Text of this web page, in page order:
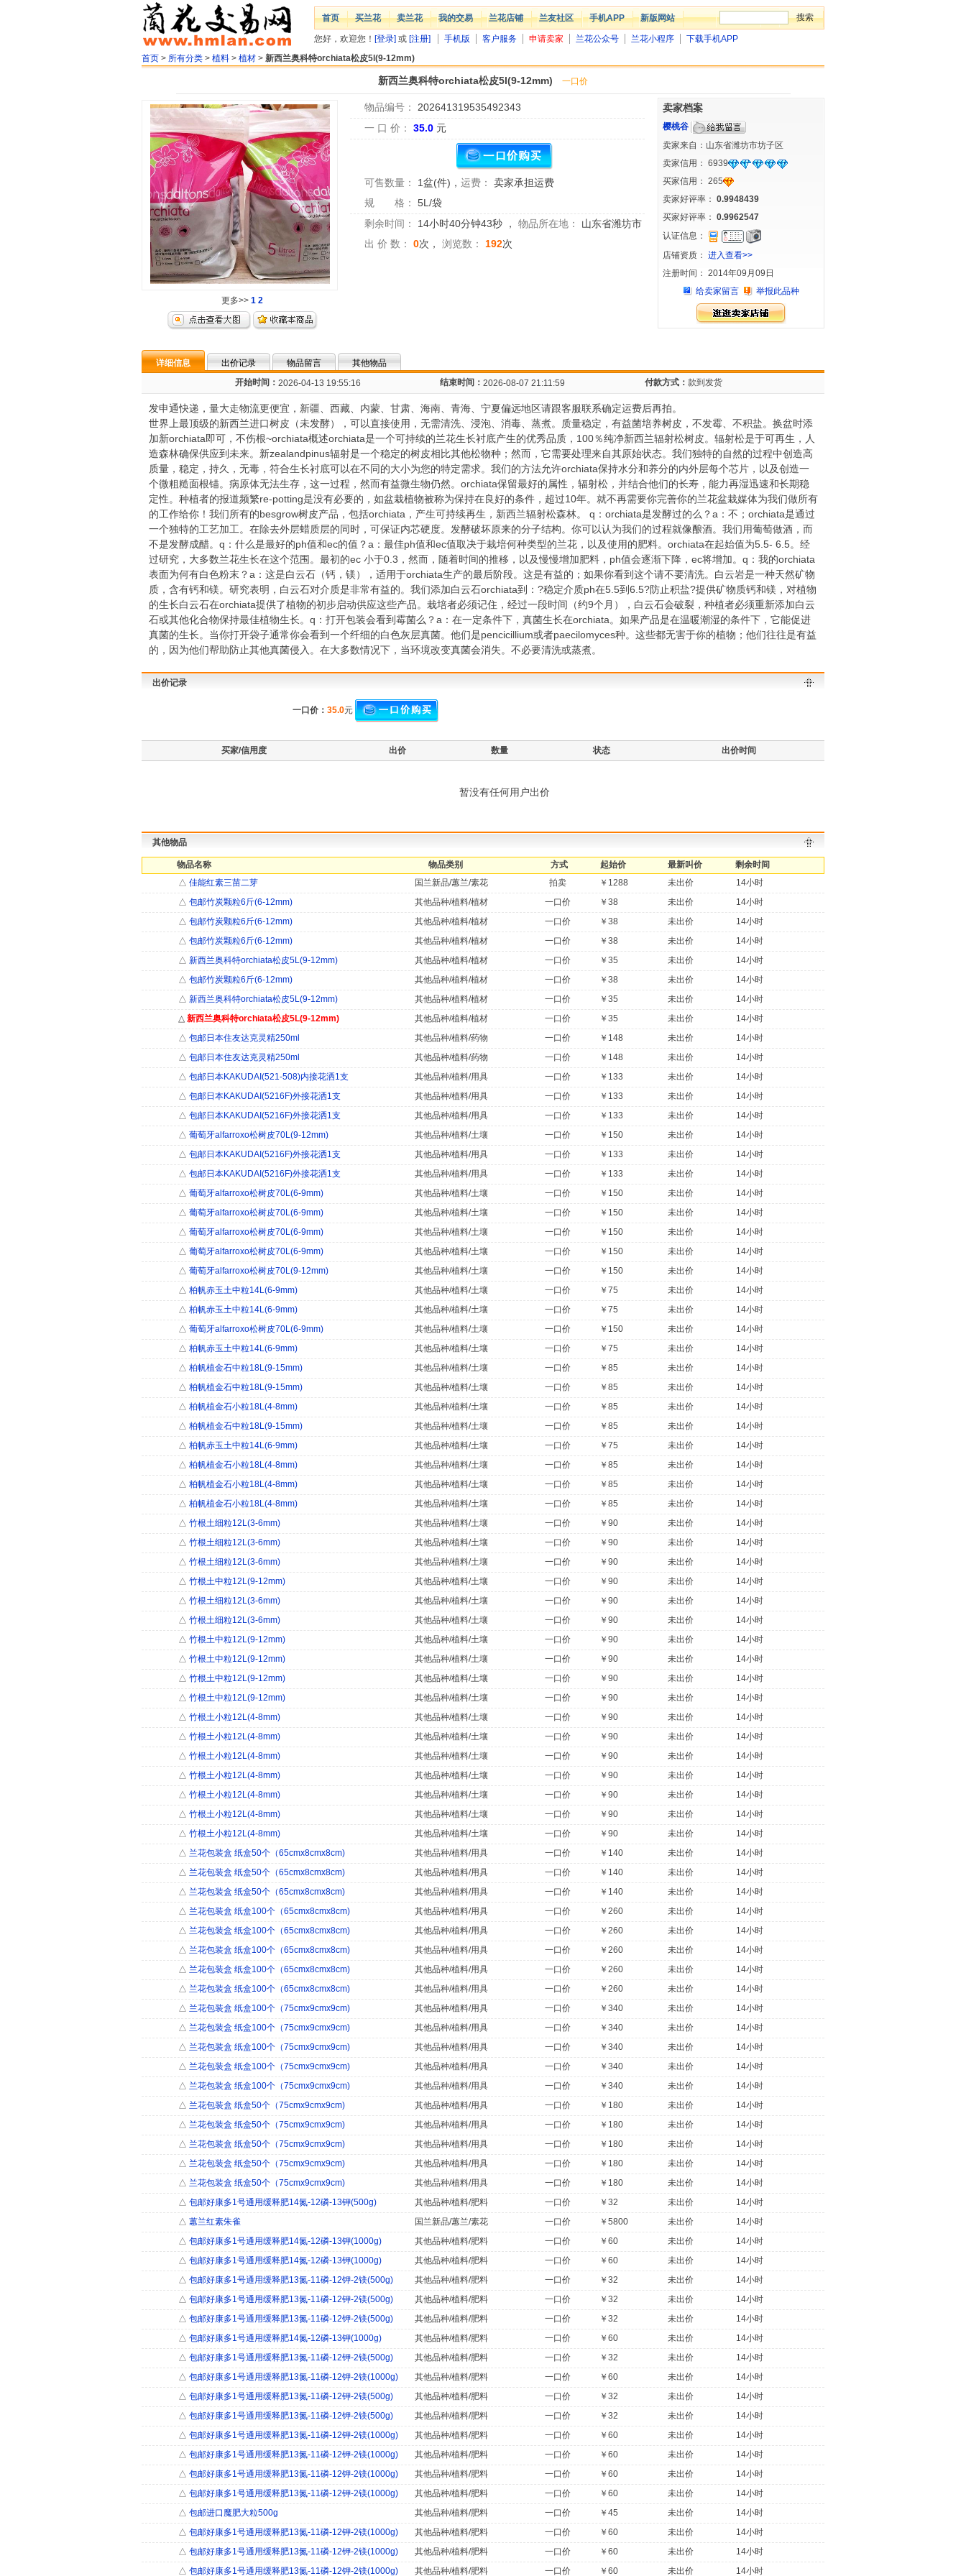
首页 买兰花 卖兰花 我的交易 兰花店铺 兰友社区 手机APP 新版网站
您好，欢迎您！ [登录] 或 [注册] 手机版 客户服务 申请卖家 兰花公众号 兰花小程序
下载手机APP
首页 > 所有分类 > 植料 > 植材 > 新西兰奥科特orchiata松皮5l(9-12mm)
新西兰奥科特orchiata松皮5l(9-12mm) 一口价
更多>> 1 2
物品编号：
202641319535492343
一 口 价：
35.0 元
可售数量： 1盆(件) ， 运费：
卖家承担运费
规 格：
5L/袋
剩余时间：
14小时40分钟42秒 ， 物品所在地：
山东省潍坊市
出 价 数：
0次， 浏览数： 192次
卖家档案
樱桃谷
卖家来自：山东省潍坊市坊子区
卖家信用： 6939
买家信用： 265
卖家好评率： 0.9948439
买家好评率： 0.9962547
认证信息：
店铺资质： 进入查看>>
注册时间： 2014年09月09日
给卖家留言
举报此品种
详细信息 出价记录 物品留言
其他物品
开始时间： 2026-04-13 19:55:16 结束时间： 2026-08-07 21:11:59 付款方式： 款到发货
发申通快递，量大走物流更便宜，新疆、西藏、内蒙、甘肃、海南、青海、宁夏偏远地区请跟客服联系确定运费后再拍。
世界上最顶级的新西兰进口树皮（未发酵），可以直接使用，无需清洗、浸泡、消毒、蒸煮。质量稳定，有益菌培养树皮，不发霉、不积盐。换盆时添
加新orchiata即可，不伤根~orchiata概述orchiata是一个可持续的兰花生长衬底产生的优秀品质，100％纯净新西兰辐射松树皮。辐射松是于可再生，人
造森林确保供应到未来。新zealandpinus辐射是一个稳定的树皮相比其他松物种；然而，它需要处理来自其原始状态。我们独特的自然的过程中创造高
质量，稳定，持久，无毒，符合生长衬底可以在不同的大小为您的特定需求。我们的方法允许orchiata保持水分和养分的内外层每个芯片，以及创造一
个微粗糙面根锚。病原体无法生存，这一过程，然而有益微生物仍然。orchiata保留最好的属性，辐射松，并结合他们的长寿，能力再湿迅速和长期稳
定性。种植者的报道频繁re-potting是没有必要的，如盆栽植物被称为保持在良好的条件，超过10年。就不再需要你完善你的兰花盆栽媒体为我们做所有
的工作给你！我们所有的besgrow树皮产品，包括orchiata，产生可持续再生，新西兰辐射松森林。 q：orchiata是发酵过的么？a：不；orchiata是通过
一个独特的工艺加工。在除去外层蜡质层的同时，可保证内芯硬度。发酵破坏原来的分子结构。你可以认为我们的过程就像酿酒。我们用葡萄做酒，而
不是发酵成醋。q：什么是最好的ph值和ec的值？a：最佳ph值和ec值取决于栽培何种类型的兰花，以及使用的肥料。orchiata在起始值为5.5- 6.5。经
过研究，大多数兰花生长在这个范围。最初的ec 小于0.3，然而，随着时间的推移，以及慢慢增加肥料，ph值会逐渐下降，ec将增加。q：我的orchiata
表面为何有白色粉末？a：这是白云石（钙，镁），适用于orchiata生产的最后阶段。这是有益的；如果你看到这个请不要清洗。白云岩是一种天然矿物
质，含有钙和镁。研究表明，白云石对介质是非常有益的。我们添加白云石orchiata到：?稳定介质ph在5.5到6.5?防止积盐?提供矿物质钙和镁，对植物
的生长白云石在orchiata提供了植物的初步启动供应这些产品。栽培者必须记住，经过一段时间（约9个月），白云石会破裂，种植者必须重新添加白云
石或其他化合物保持最佳植物生长。q：打开包装会看到霉菌么？a：在一定条件下，真菌生长在orchiata。如果产品是在温暖潮湿的条件下，它能促进
真菌的生长。当你打开袋子通常你会看到一个纤细的白色灰层真菌。他们是pencicillium或者paecilomyces种。这些都无害于你的植物；他们往往是有益
的，因为他们帮助防止其他真菌侵入。在大多数情况下，当环境改变真菌会消失。不必要清洗或蒸煮。
出价记录
一口价： 35.0元
买家/信用度 出价 数量 状态 出价时间
暂没有任何用户出价
其他物品
物品名称 物品类别 方式 起始价 最新叫价
剩余时间
△ 佳能红素三苗二芽 国兰新品/蕙兰/素花 拍卖 ￥1288 未出价
14小时
△ 包邮竹炭颗粒6斤(6-12mm) 其他品种/植料/植材 一口价 ￥38 未出价
14小时
△ 包邮竹炭颗粒6斤(6-12mm) 其他品种/植料/植材 一口价 ￥38 未出价
14小时
△ 包邮竹炭颗粒6斤(6-12mm) 其他品种/植料/植材 一口价 ￥38 未出价
14小时
△ 新西兰奥科特orchiata松皮5L(9-12mm) 其他品种/植料/植材 一口价 ￥35 未出价
14小时
△ 包邮竹炭颗粒6斤(6-12mm) 其他品种/植料/植材 一口价 ￥38 未出价
14小时
△ 新西兰奥科特orchiata松皮5L(9-12mm) 其他品种/植料/植材 一口价 ￥35 未出价
14小时
△ 新西兰奥科特orchiata松皮5L(9-12mm) 其他品种/植料/植材 一口价 ￥35 未出价
14小时
△ 包邮日本住友达克灵精250ml 其他品种/植料/药物 一口价 ￥148 未出价
14小时
△ 包邮日本住友达克灵精250ml 其他品种/植料/药物 一口价 ￥148 未出价
14小时
△ 包邮日本KAKUDAI(521-508)内接花洒1支 其他品种/植料/用具 一口价 ￥133 未出价
14小时
△ 包邮日本KAKUDAI(5216F)外接花洒1支 其他品种/植料/用具 一口价 ￥133 未出价
14小时
△ 包邮日本KAKUDAI(5216F)外接花洒1支 其他品种/植料/用具 一口价 ￥133 未出价
14小时
△ 葡萄牙alfarroxo松树皮70L(9-12mm) 其他品种/植料/土壤 一口价 ￥150 未出价
14小时
△ 包邮日本KAKUDAI(5216F)外接花洒1支 其他品种/植料/用具 一口价 ￥133 未出价
14小时
△ 包邮日本KAKUDAI(5216F)外接花洒1支 其他品种/植料/用具 一口价 ￥133 未出价
14小时
△ 葡萄牙alfarroxo松树皮70L(6-9mm) 其他品种/植料/土壤 一口价 ￥150 未出价
14小时
△ 葡萄牙alfarroxo松树皮70L(6-9mm) 其他品种/植料/土壤 一口价 ￥150 未出价
14小时
△ 葡萄牙alfarroxo松树皮70L(6-9mm) 其他品种/植料/土壤 一口价 ￥150 未出价
14小时
△ 葡萄牙alfarroxo松树皮70L(6-9mm) 其他品种/植料/土壤 一口价 ￥150 未出价
14小时
△ 葡萄牙alfarroxo松树皮70L(9-12mm) 其他品种/植料/土壤 一口价 ￥150 未出价
14小时
△ 柏帆赤玉土中粒14L(6-9mm) 其他品种/植料/土壤 一口价 ￥75 未出价
14小时
△ 柏帆赤玉土中粒14L(6-9mm) 其他品种/植料/土壤 一口价 ￥75 未出价
14小时
△ 葡萄牙alfarroxo松树皮70L(6-9mm) 其他品种/植料/土壤 一口价 ￥150 未出价
14小时
△ 柏帆赤玉土中粒14L(6-9mm) 其他品种/植料/土壤 一口价 ￥75 未出价
14小时
△ 柏帆植金石中粒18L(9-15mm) 其他品种/植料/土壤 一口价 ￥85 未出价
14小时
△ 柏帆植金石中粒18L(9-15mm) 其他品种/植料/土壤 一口价 ￥85 未出价
14小时
△ 柏帆植金石小粒18L(4-8mm) 其他品种/植料/土壤 一口价 ￥85 未出价
14小时
△ 柏帆植金石中粒18L(9-15mm) 其他品种/植料/土壤 一口价 ￥85 未出价
14小时
△ 柏帆赤玉土中粒14L(6-9mm) 其他品种/植料/土壤 一口价 ￥75 未出价
14小时
△ 柏帆植金石小粒18L(4-8mm) 其他品种/植料/土壤 一口价 ￥85 未出价
14小时
△ 柏帆植金石小粒18L(4-8mm) 其他品种/植料/土壤 一口价 ￥85 未出价
14小时
△ 柏帆植金石小粒18L(4-8mm) 其他品种/植料/土壤 一口价 ￥85 未出价
14小时
△ 竹根土细粒12L(3-6mm) 其他品种/植料/土壤 一口价 ￥90 未出价
14小时
△ 竹根土细粒12L(3-6mm) 其他品种/植料/土壤 一口价 ￥90 未出价
14小时
△ 竹根土细粒12L(3-6mm) 其他品种/植料/土壤 一口价 ￥90 未出价
14小时
△ 竹根土中粒12L(9-12mm) 其他品种/植料/土壤 一口价 ￥90 未出价
14小时
△ 竹根土细粒12L(3-6mm) 其他品种/植料/土壤 一口价 ￥90 未出价
14小时
△ 竹根土细粒12L(3-6mm) 其他品种/植料/土壤 一口价 ￥90 未出价
14小时
△ 竹根土中粒12L(9-12mm) 其他品种/植料/土壤 一口价 ￥90 未出价
14小时
△ 竹根土中粒12L(9-12mm) 其他品种/植料/土壤 一口价 ￥90 未出价
14小时
△ 竹根土中粒12L(9-12mm) 其他品种/植料/土壤 一口价 ￥90 未出价
14小时
△ 竹根土中粒12L(9-12mm) 其他品种/植料/土壤 一口价 ￥90 未出价
14小时
△ 竹根土小粒12L(4-8mm) 其他品种/植料/土壤 一口价 ￥90 未出价
14小时
△ 竹根土小粒12L(4-8mm) 其他品种/植料/土壤 一口价 ￥90 未出价
14小时
△ 竹根土小粒12L(4-8mm) 其他品种/植料/土壤 一口价 ￥90 未出价
14小时
△ 竹根土小粒12L(4-8mm) 其他品种/植料/土壤 一口价 ￥90 未出价
14小时
△ 竹根土小粒12L(4-8mm) 其他品种/植料/土壤 一口价 ￥90 未出价
14小时
△ 竹根土小粒12L(4-8mm) 其他品种/植料/土壤 一口价 ￥90 未出价
14小时
△ 竹根土小粒12L(4-8mm) 其他品种/植料/土壤 一口价 ￥90 未出价
14小时
△ 兰花包装盒 纸盒50个（65cmx8cmx8cm) 其他品种/植料/用具 一口价 ￥140 未出价
14小时
△ 兰花包装盒 纸盒50个（65cmx8cmx8cm) 其他品种/植料/用具 一口价 ￥140 未出价
14小时
△ 兰花包装盒 纸盒50个（65cmx8cmx8cm) 其他品种/植料/用具 一口价 ￥140 未出价
14小时
△ 兰花包装盒 纸盒100个（65cmx8cmx8cm) 其他品种/植料/用具 一口价 ￥260 未出价
14小时
△ 兰花包装盒 纸盒100个（65cmx8cmx8cm) 其他品种/植料/用具 一口价 ￥260 未出价
14小时
△ 兰花包装盒 纸盒100个（65cmx8cmx8cm) 其他品种/植料/用具 一口价 ￥260 未出价
14小时
△ 兰花包装盒 纸盒100个（65cmx8cmx8cm) 其他品种/植料/用具 一口价 ￥260 未出价
14小时
△ 兰花包装盒 纸盒100个（65cmx8cmx8cm) 其他品种/植料/用具 一口价 ￥260 未出价
14小时
△ 兰花包装盒 纸盒100个（75cmx9cmx9cm) 其他品种/植料/用具 一口价 ￥340 未出价
14小时
△ 兰花包装盒 纸盒100个（75cmx9cmx9cm) 其他品种/植料/用具 一口价 ￥340 未出价
14小时
△ 兰花包装盒 纸盒100个（75cmx9cmx9cm) 其他品种/植料/用具 一口价 ￥340 未出价
14小时
△ 兰花包装盒 纸盒100个（75cmx9cmx9cm) 其他品种/植料/用具 一口价 ￥340 未出价
14小时
△ 兰花包装盒 纸盒100个（75cmx9cmx9cm) 其他品种/植料/用具 一口价 ￥340 未出价
14小时
△ 兰花包装盒 纸盒50个（75cmx9cmx9cm) 其他品种/植料/用具 一口价 ￥180 未出价
14小时
△ 兰花包装盒 纸盒50个（75cmx9cmx9cm) 其他品种/植料/用具 一口价 ￥180 未出价
14小时
△ 兰花包装盒 纸盒50个（75cmx9cmx9cm) 其他品种/植料/用具 一口价 ￥180 未出价
14小时
△ 兰花包装盒 纸盒50个（75cmx9cmx9cm) 其他品种/植料/用具 一口价 ￥180 未出价
14小时
△ 兰花包装盒 纸盒50个（75cmx9cmx9cm) 其他品种/植料/用具 一口价 ￥180 未出价
14小时
△ 包邮好康多1号通用缓释肥14氮-12磷-13钾(500g) 其他品种/植料/肥料 一口价 ￥32 未出价
14小时
△ 蕙兰红素朱雀 国兰新品/蕙兰/素花 一口价 ￥5800 未出价
14小时
△ 包邮好康多1号通用缓释肥14氮-12磷-13钾(1000g) 其他品种/植料/肥料 一口价 ￥60 未出价
14小时
△ 包邮好康多1号通用缓释肥14氮-12磷-13钾(1000g) 其他品种/植料/肥料 一口价 ￥60 未出价
14小时
△ 包邮好康多1号通用缓释肥13氮-11磷-12钾-2镁(500g) 其他品种/植料/肥料 一口价 ￥32 未出价
14小时
△ 包邮好康多1号通用缓释肥13氮-11磷-12钾-2镁(500g) 其他品种/植料/肥料 一口价 ￥32 未出价
14小时
△ 包邮好康多1号通用缓释肥13氮-11磷-12钾-2镁(500g) 其他品种/植料/肥料 一口价 ￥32 未出价
14小时
△ 包邮好康多1号通用缓释肥14氮-12磷-13钾(1000g) 其他品种/植料/肥料 一口价 ￥60 未出价
14小时
△ 包邮好康多1号通用缓释肥13氮-11磷-12钾-2镁(500g) 其他品种/植料/肥料 一口价 ￥32 未出价
14小时
△ 包邮好康多1号通用缓释肥13氮-11磷-12钾-2镁(1000g) 其他品种/植料/肥料 一口价 ￥60 未出价
14小时
△ 包邮好康多1号通用缓释肥13氮-11磷-12钾-2镁(500g) 其他品种/植料/肥料 一口价 ￥32 未出价
14小时
△ 包邮好康多1号通用缓释肥13氮-11磷-12钾-2镁(500g) 其他品种/植料/肥料 一口价 ￥32 未出价
14小时
△ 包邮好康多1号通用缓释肥13氮-11磷-12钾-2镁(1000g) 其他品种/植料/肥料 一口价 ￥60 未出价
14小时
△ 包邮好康多1号通用缓释肥13氮-11磷-12钾-2镁(1000g) 其他品种/植料/肥料 一口价 ￥60 未出价
14小时
△ 包邮好康多1号通用缓释肥13氮-11磷-12钾-2镁(1000g) 其他品种/植料/肥料 一口价 ￥60 未出价
14小时
△ 包邮好康多1号通用缓释肥13氮-11磷-12钾-2镁(1000g) 其他品种/植料/肥料 一口价 ￥60 未出价
14小时
△ 包邮进口魔肥大粒500g 其他品种/植料/肥料 一口价 ￥45 未出价
14小时
△ 包邮好康多1号通用缓释肥13氮-11磷-12钾-2镁(1000g) 其他品种/植料/肥料 一口价 ￥60 未出价
14小时
△ 包邮好康多1号通用缓释肥13氮-11磷-12钾-2镁(1000g) 其他品种/植料/肥料 一口价 ￥60 未出价
14小时
△ 包邮好康多1号通用缓释肥13氮-11磷-12钾-2镁(1000g) 其他品种/植料/肥料 一口价 ￥60 未出价 14小时